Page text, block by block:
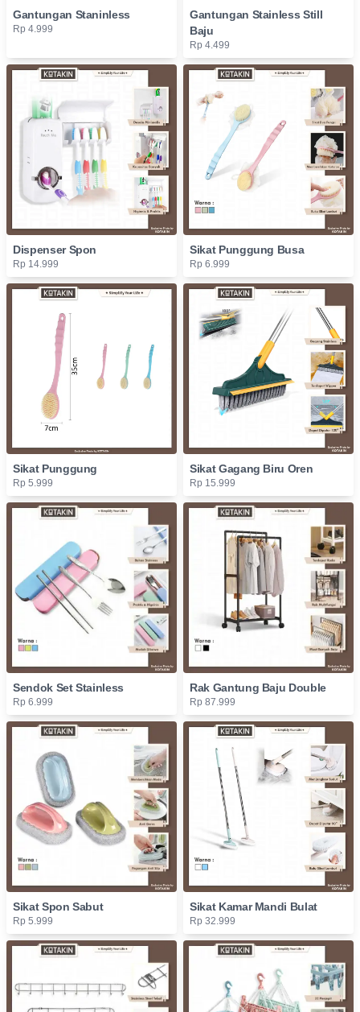
Gantungan Staninless
Rp 4.999
Gantungan Stainless Still
Baju
Rp 4.499
Dispenser Spon
Rp 14.999
Sikat Punggung Busa
Rp 6.999
Sikat Punggung
Rp 5.999
Sikat Gagang Biru Oren
Rp 15.999
Sendok Set Stainless
Rp 6.999
Rak Gantung Baju Double
Rp 87.999
Sikat Spon Sabut
Rp 5.999
Sikat Kamar Mandi Bulat
Rp 32.999